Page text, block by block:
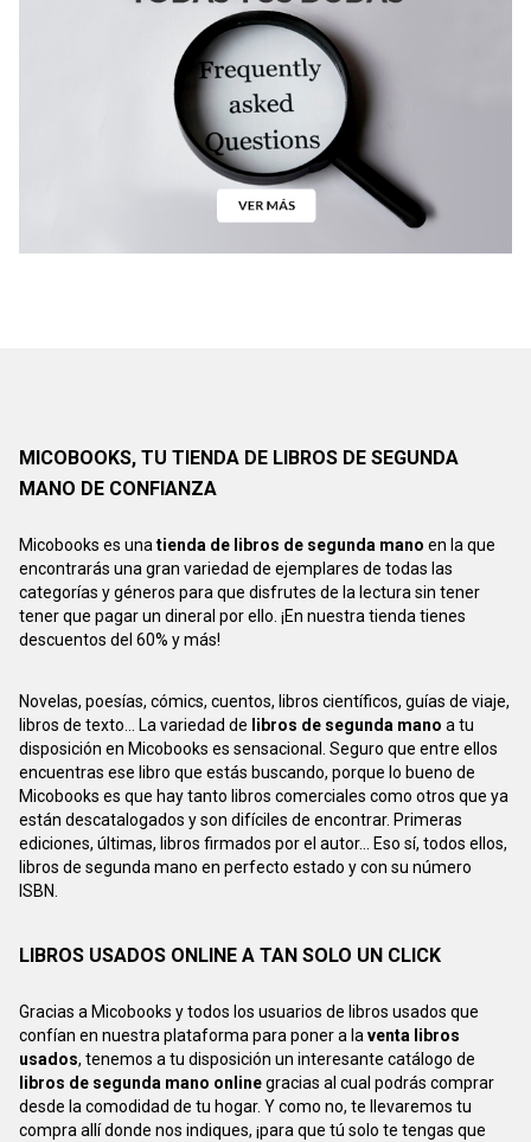
MICOBOOKS, TU TIENDA DE LIBROS DE SEGUNDA
MANO DE CONFIANZA
Micobooks es unatienda de libros de segunda mano en la que
encontrarás una gran variedad de ejemplares de todas las
categorías y géneros para que disfrutes de la lectura sin tener
tener que pagar un dineral por ello. ¡En nuestra tienda tienes
descuentos del 60% y más!
Novelas, poesías, cómics, cuentos, libros científicos, guías de viaje,
libros de texto... La variedad de libros de segunda mano a tu
disposición en Micobooks es sensacional. Seguro que entre ellos
encuentras ese libro que estás buscando, porque lo bueno de
Micobooks es que hay tanto libros comerciales como otros que ya
están descatalogados y son difíciles de encontrar. Primeras
ediciones, últimas, libros firmados por el autor... Eso sí, todos ellos,
libros de segunda mano en perfecto estado y con su número
ISBN.
LIBROS USADOS ONLINE A TAN SOLO UN CLICK
Gracias a Micobooks y todos los usuarios de libros usados que
confían en nuestra plataforma para poner a laventa libros
usados, tenemos a tu disposición un interesante catálogo de
libros de segunda mano onlinegracias al cual podrás comprar
desde la comodidad de tu hogar. Y como no, te llevaremos tu
compra allí donde nos indiques, ¡para que tú solo te tengas que